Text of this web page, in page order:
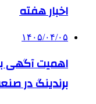
اخبار هفته
۱۴۰۵/۰۴/۰۵
اهمیت آگهی
برندینگ در